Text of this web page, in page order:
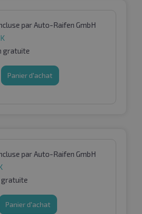
par Auto-Raifen GmbH
gratuite
Panier d'achat
par Auto-Raifen GmbH
gratuite
Panier d'achat